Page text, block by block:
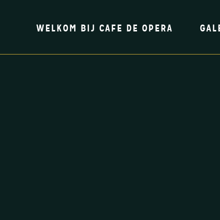
WELKOM BIJ CAFE DE OPERA